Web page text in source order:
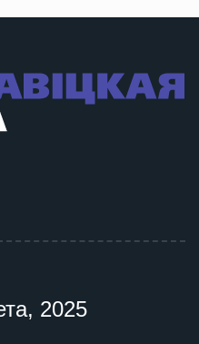
2025